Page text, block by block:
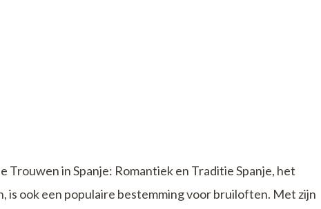
Trouwen in Spanje: Romantiek en Traditie Spanje, het
is ook een populaire bestemming voor bruiloften. Met zijn